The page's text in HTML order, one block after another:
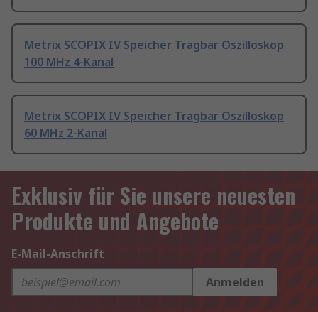
Metrix SCOPIX IV Speicher Tragbar Oszilloskop
100 MHz 4-Kanal
Metrix SCOPIX IV Speicher Tragbar Oszilloskop
60 MHz 2-Kanal
Exklusiv für Sie unsere neuesten
Produkte und Angebote
E-Mail-Anschrift
Anmelden